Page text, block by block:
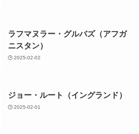
ラフマヌラー・グルバズ（アフガ
ニスタン）
2025-02-02
ジョー・ルート（イングランド）
2025-02-01